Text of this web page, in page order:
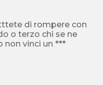
di rompere con
o terzo chi se ne
non vinci un ***